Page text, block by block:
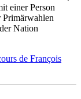
einer Person
Primärwahlen
Nation
de François